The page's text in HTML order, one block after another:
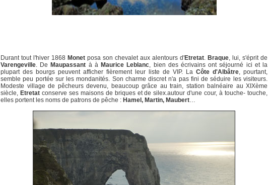
Durant tout l'hiver 1868 Monet posa son chevalet aux alentours d'Etretat. Braque, lui, s'éprit de
Varengeville. De Maupassant à àMaurice Leblanc, bien des écrivains ont séjourné ici et la
plupart des bourgs peuvent afficher fièrement leur liste de VIP. La Côte d'Albâtre, pourtant,
semble peu portée sur les mondanités. Son charme discret n'a pas fini de séduire les visiteurs.
Modeste village de pêcheurs devenu, beaucoup grâce au train, station balnéaire au XIXème
siècle, Etretat conserve ses maisons de briques et de silex.autour d'une cour, à touche- touche,
elles portent les noms de patrons de pêche : Hamel, Martin, Maubert…